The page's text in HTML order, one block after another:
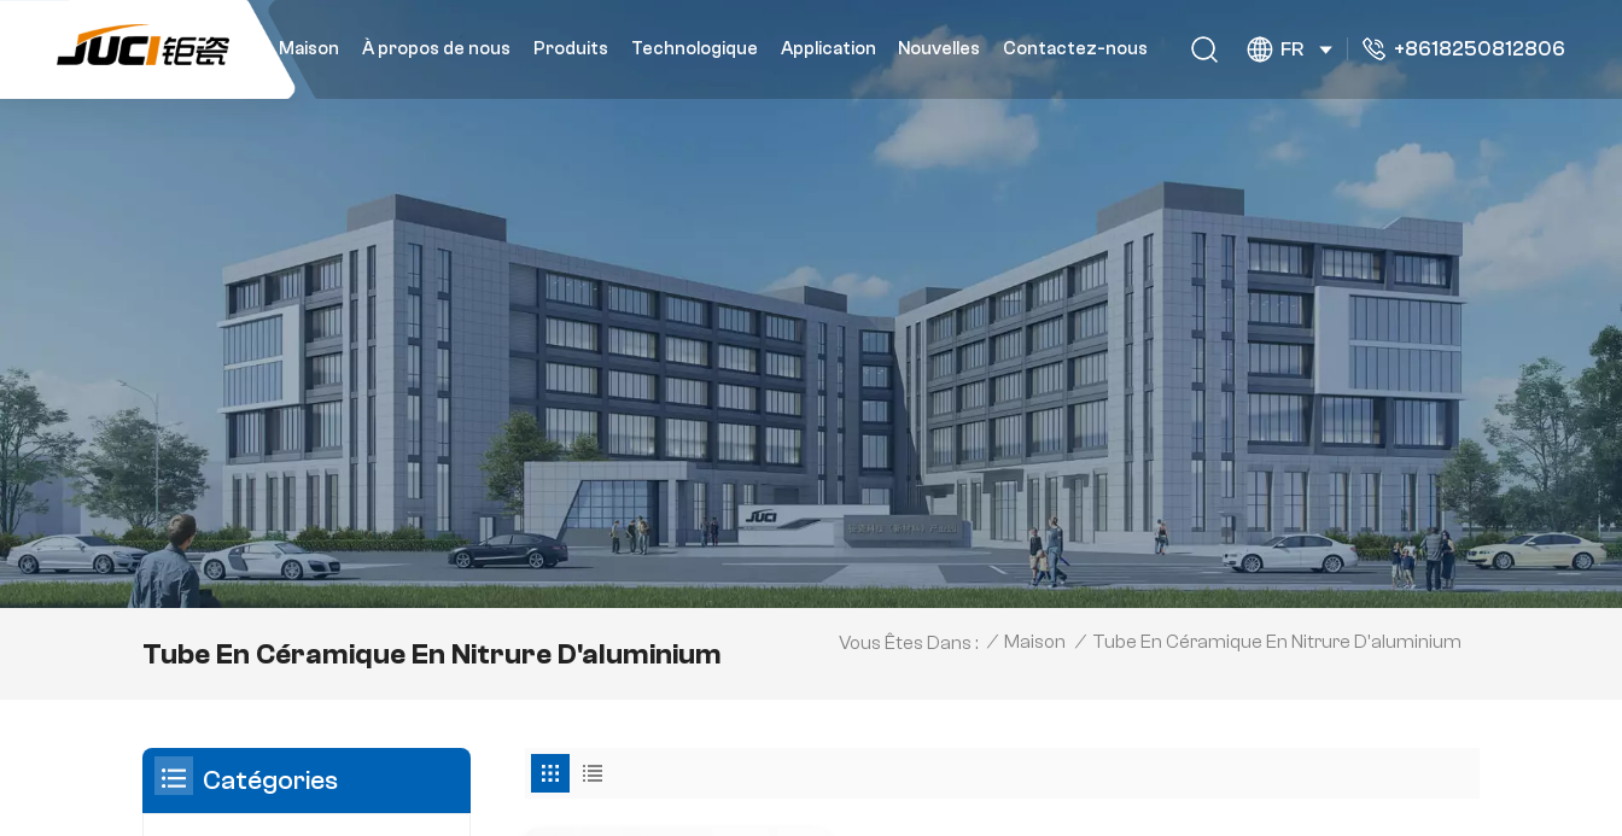
Maison À propos de nous Produits Technologique Application Nouvelles Contactez-nous FR +8618250812806
Tube En Céramique En Nitrure D'aluminium Vous Êtes Dans : / Maison / Tube En Céramique En Nitrure D'aluminium
Catégories